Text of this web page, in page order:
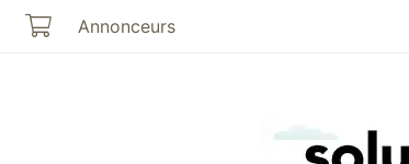
Mon panier
Annonceurs